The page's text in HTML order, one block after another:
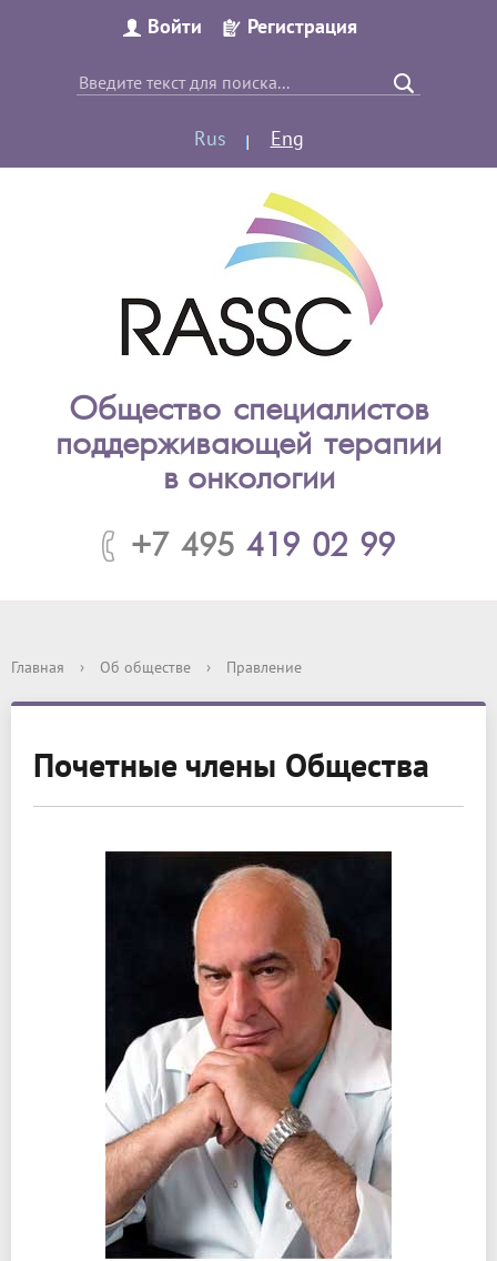
Войти Регистрация
Rus Eng
Общество специалистов
поддерживающей терапии
в онкологии
+7 495 419 02 99
Главная › Об обществе › Правление
Почетные члены Общества